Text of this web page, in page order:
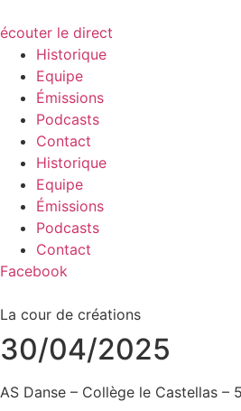
écouter le direct
Historique
Equipe
Émissions
Podcasts
Contact
Historique
Equipe
Émissions
Podcasts
Contact
Facebook
La cour de créations
30/04/2025
AS Danse – Collège le Castellas – 5